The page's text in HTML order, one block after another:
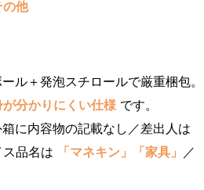
の他
ル＋発泡スチロールで厳重梱包。
が分かりにくい仕様 です。
に内容物の記載なし／差出人は
品名は 「マネキン」「家具」 ／